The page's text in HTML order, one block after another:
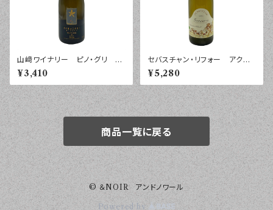
山﨑ワイナリー ピノ・グリ
紺 ２０２４年 ７５０ｍｌ
¥3,410
セバスチャン・リフォー アクメ
ニネ サンセール ２０２０年
７５０ｍｌ
¥5,280
商品一覧に戻る
© ＆NOIR アンドノワール
Powered by